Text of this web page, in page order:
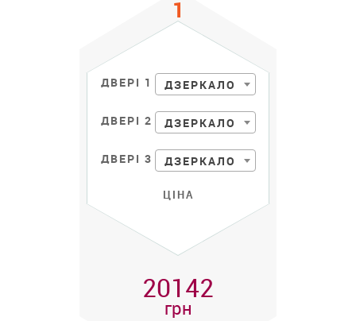
ДВЕРІ 1 ДЗЕРКАЛО
ДВЕРІ 2 ДЗЕРКАЛО
ДВЕРІ 3 ДЗЕРКАЛО
ЦІНА
20142
грн